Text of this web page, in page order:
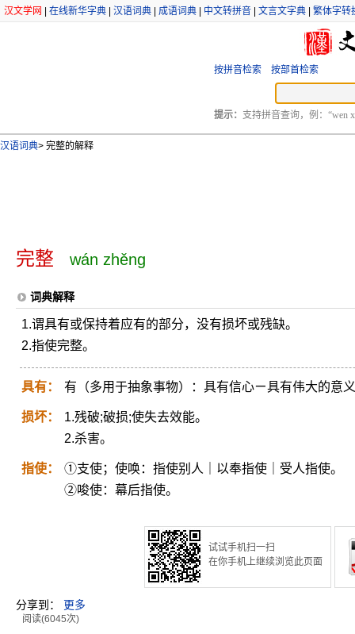
汉文学网 在线新华字典 汉语词典 成语词典 中文转拼音 文言文字典 繁体字转
按拼音检索 按部首检索
提示： 支持拼音查询，例：“wen
汉语词典> 完整的解释
完整 wán zhěng
词典解释
1.谓具有或保持着应有的部分，没有损坏或残缺。
2.指使完整。
具有： 有（多用于抽象事物）：具有信心ㄧ具有伟大的意
损坏：
1.残破;破损;使失去效能。
2.杀害。
指使：
①支使；使唤：指使别人｜以奉指使｜受人指使。
②唆使：幕后指使。
试试手机扫一扫
在你手机上继续浏览此页面
分享到： 更多
阅读(6045次)